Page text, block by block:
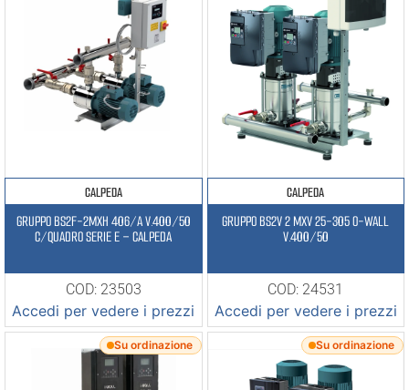
CALPEDA
GRUPPO BS2F-2MXH 406/A V.400/50
C/QUADRO SERIE E – CALPEDA
COD: 23503
Accedi per vedere i prezzi
CALPEDA
GRUPPO BS2V 2 MXV 25-305 O-WALL
V.400/50
COD: 24531
Accedi per vedere i prezzi
Su ordinazione Su ordinazione